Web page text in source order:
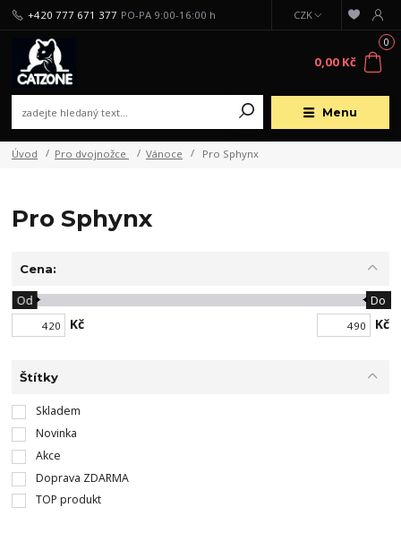
Menu
CZK
+420 777 671 377 PO-PA 9:00-16:00 h
0
0,00 Kč
Úvod Pro dvojnožce Vánoce Pro Sphynx
Pro Sphynx
Cena:
Kč
Od Do
Kč
Štítky
Skladem
Novinka
Akce
Doprava ZDARMA
TOP produkt